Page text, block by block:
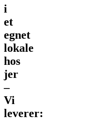
i
et
egnet
lokale
hos
jer
–
Vi
leverer: